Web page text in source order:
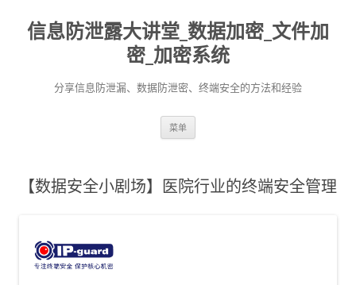
信息防泄露大讲堂_数据加密_文件加
密_加密系统
分享信息防泄漏、数据防泄密、终端安全的方法和经验
菜单
【数据安全小剧场】医院行业的终端安全管理